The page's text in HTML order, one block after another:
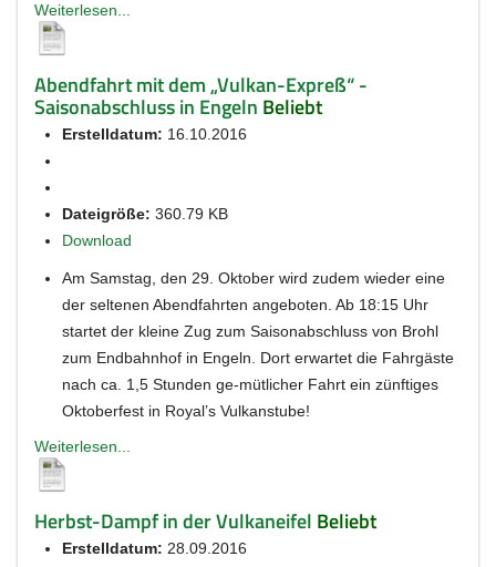
Weiterlesen...
Abendfahrt mit dem „Vulkan-Expreß“ -
Saisonabschluss in Engeln Beliebt
Erstelldatum: 16.10.2016
Dateigröße: 360.79 KB
Download
Am Samstag, den 29. Oktober wird zudem wieder eine
der seltenen Abendfahrten angeboten. Ab 18:15 Uhr
startet der kleine Zug zum Saisonabschluss von Brohl
zum Endbahnhof in Engeln. Dort erwartet die Fahrgäste
nach ca. 1,5 Stunden ge-mütlicher Fahrt ein zünftiges
Oktoberfest in Royal’s Vulkanstube!
Weiterlesen...
Herbst-Dampf in der Vulkaneifel Beliebt
Erstelldatum: 28.09.2016